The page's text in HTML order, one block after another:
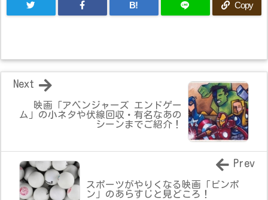
B! Copy
映画「アベンジャーズ エンドゲー
ム」の小ネタや伏線回収・有名なあの
シーンまでご紹介！
Next
スポーツがやりくなる映画「ピンポ
ン」のあらすじと見どころ！
Prev